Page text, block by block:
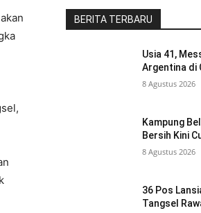
BERITA TERBARU
Usia 41,
Argentina di
8 Agustus 2026
Kampung
Bersih Kini
8 Agustus 2026
36 Pos
Tangsel